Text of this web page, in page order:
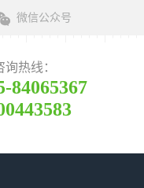
微信公众号
热线：
84065367